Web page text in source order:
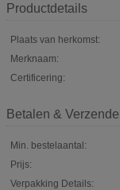
Productdetails
Plaats van herkomst:
Merknaam:
Certificering:
Betalen &
Min. bestelaantal:
Prijs:
Verpakking Details: